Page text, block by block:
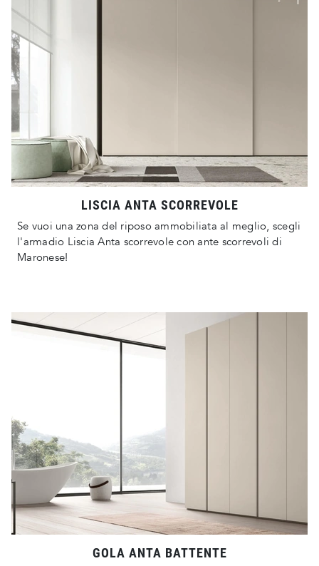
LISCIA ANTA SCORREVOLE
Se vuoi una zona del riposo ammobiliata al meglio, scegli
l'armadio Liscia Anta scorrevole con ante scorrevoli di
Maronese!
GOLA ANTA BATTENTE